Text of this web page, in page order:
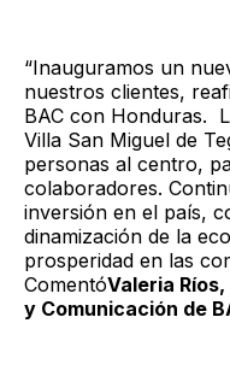
“Inauguramos un
nuestros clientes,
BAC con Honduras.
Villa San Miguel de
personas al centro,
colaboradores.
inversión en el país,
dinamización de la
prosperidad en las
ComentóValeria
y Comunicación de